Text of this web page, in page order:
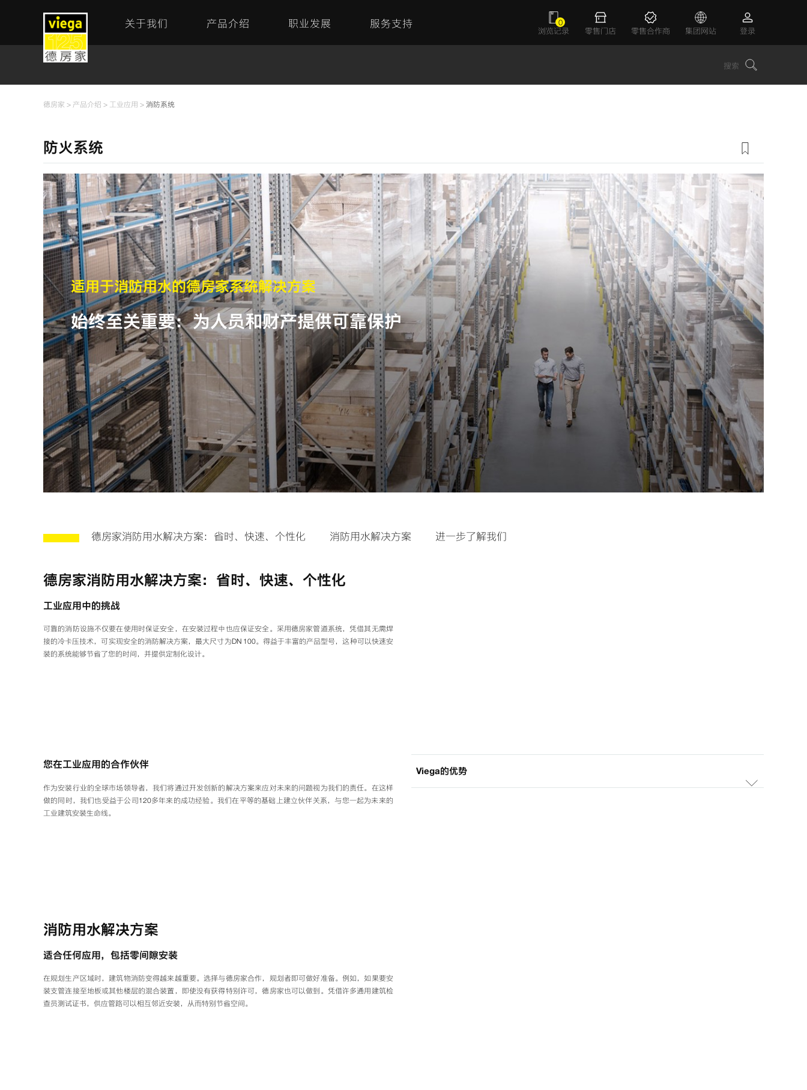
关于我们 产品介绍 职业发展 服务支持
0
浏览记录
零售门店 零售合作商 集团网站 登录
德房家 > 产品介绍 > 工业应用 > 消防系统
防火系统
适用于消防用水的德房家系统解决方案
始终至关重要：为人员和财产提供可靠保护
德房家消防用水解决方案：省时、快速、个性化 消防用水解决方案 进一步了解我们
德房家消防用水解决方案：省时、快速、个性化
工业应用中的挑战
可靠的消防设施不仅要在使用时保证安全，在安装过程中也应保证安全。采用德房家管道系统，凭借其无需焊
接的冷卡压技术，可实现安全的消防解决方案，最大尺寸为DN 100。得益于丰富的产品型号，这种可以快速安
装的系统能够节省了您的时间，并提供定制化设计。
您在工业应用的合作伙伴
作为安装行业的全球市场领导者，我们将通过开发创新的解决方案来应对未来的问题视为我们的责任。在这样
做的同时，我们也受益于公司120多年来的成功经验。我们在平等的基础上建立伙伴关系，与您一起为未来的
工业建筑安装生命线。
Viega的优势
消防用水解决方案
适合任何应用，包括零间隙安装
在规划生产区域时，建筑物消防变得越来越重要。选择与德房家合作，规划者即可做好准备。例如，如果要安
装支管连接至地板或其他楼层的混合装置，即使没有获得特别许可，德房家也可以做到。凭借许多通用建筑检
查员测试证书，供应管路可以相互邻近安装，从而特别节省空间。